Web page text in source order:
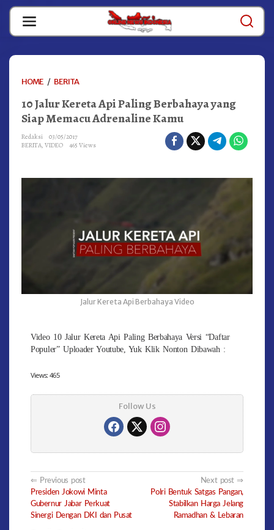
Skip
content
HOME / BERITA10
KERETA
PALING
YANG
ADRENALINE
10 Jalur Kereta Api Paling Berbahaya yang
Siap Memacu Adrenaline Kamu
Redaksi
03/05/2017
BERITA, VIDEO 465 Views
Jalur Kereta Api Berbahaya Video
Video 10 Jalur Kereta Api Paling Berbahaya Versi “Daftar
Populer” Uploader Youtube, Yuk Klik Nonton Dibawah :
Views: 465
Follow Us
Post
navigation
Previous post
Presiden Jokowi Minta
Gubernur Jabar Perkuat
Sinergi Dengan DKI dan Pusat
Next post
Polri Bentuk Satgas Pangan,
Stabilkan Harga Jelang
Ramadhan & Lebaran